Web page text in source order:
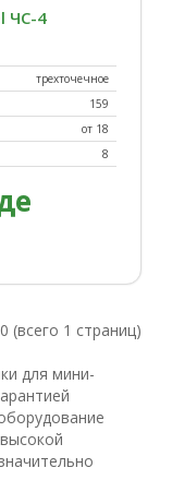
ЧС-4
трехточечное
159
от 18
8
(всего 1 страниц)
для мини-